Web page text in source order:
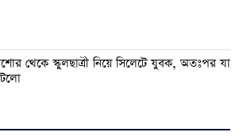
থেকে স্কুলছাত্রী নিয়ে সিলেটে যুবক, অতঃপর যা